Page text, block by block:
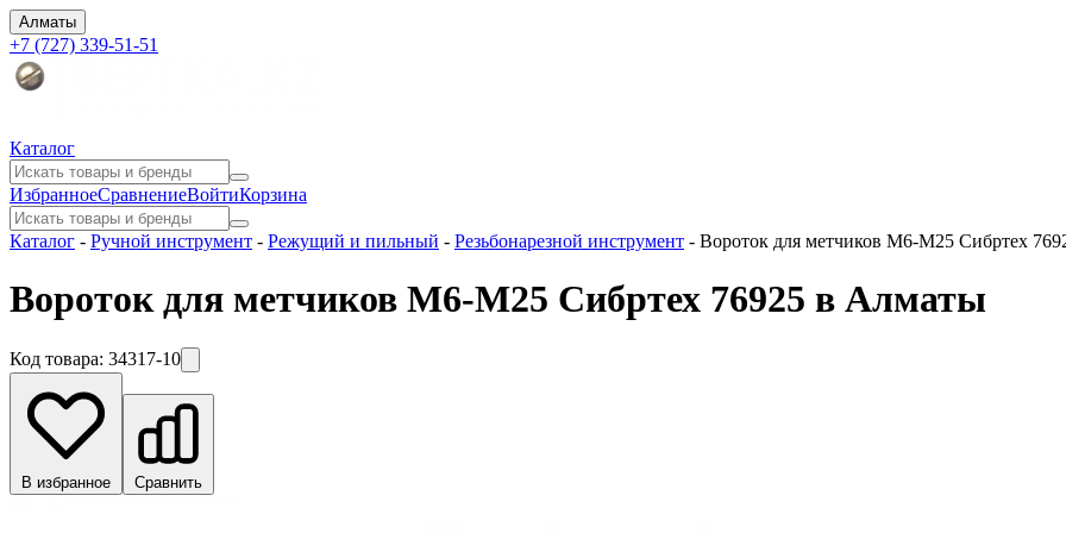
Алматы
+7 (727) 339-51-51
Каталог
ИзбранноеСравнениеВойтиКорзина
Каталог - Ручной инструмент - Режущий и пильный - Резьбонарезной инструмент - Вороток для метчиков M6-M25 Сибртех
Вороток для метчиков M6-M25 Сибртех 76925 в Алматы
Код товара: 34317-10
В избранное Сравнить